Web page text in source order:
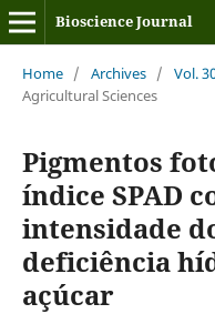
Bioscience Journal
Home / Archives / Vol.
Agricultural Sciences
Pigmentos
índice SPAD
intensidade
deficiência
açúcar